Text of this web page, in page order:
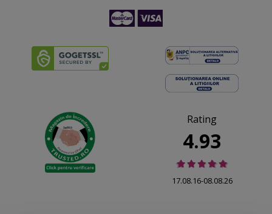
Rating
4.93
17.08.16-08.08.26